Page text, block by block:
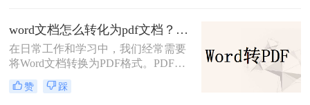
种将Word文档转换为PDF的方法，以
满足不同用户的需求。
word文档怎么转化为pdf文档？3 种实用转换方法，完美保留原文档格式！
在日常工作和学习中，我们经常需要
将Word文档转换为PDF格式。PDF文
件不仅格式稳定、兼容性强，还能保
持文档的原始布局和格式，使得文档
赞 踩